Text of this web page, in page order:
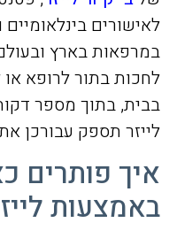
לאישורים
במרפאות בארץ
לחכות בתור לרופא
בבית, בתוך מספר
לייזר תספק עבורכן
איך פותרים
באמצעות